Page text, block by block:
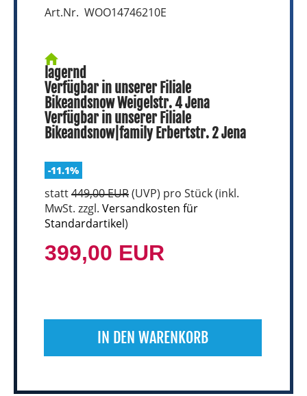
Art.Nr. WOO14746210E
lagernd
Verfügbar in unserer Filiale
Bikeandsnow Weigelstr. 4 Jena
Verfügbar in unserer Filiale
Bikeandsnow|family Erbertstr. 2 Jena
-11.1%
statt449,00 EUR(UVP) pro Stück (inkl.
MwSt. zzgl. Versandkosten für
Standardartikel)
399,00 EUR
IN DEN WARENKORB